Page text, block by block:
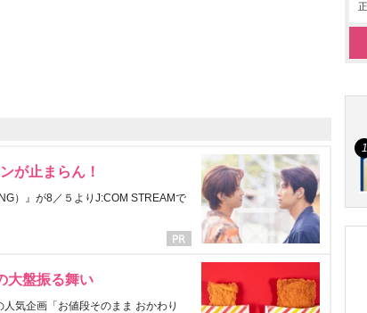
が止まらん！
）』が8／５よりJ:COM STREAMで
大盤振る舞い
気企画「お値段そのまま おかわり